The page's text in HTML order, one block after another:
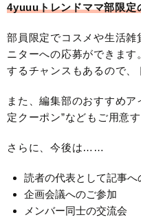
4yuuuトレンドママ部限定
部員限定でコスメや生活
ニターへの応募ができま
するチャンスもあるので
また、編集部のおすすめ
定クーポン”などもご用意す
さらに、今後は……
読者の代表として記事へ
企画会議へのご参加
メンバー同士の交流会